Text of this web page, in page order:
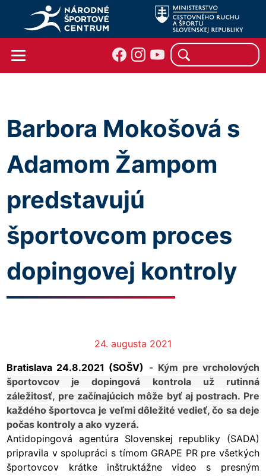
Barbora Mokošová s
Adamom Žampom
predstavujú
športovcom proces
dopingovej kontroly
24. augusta 2021
Bratislava 24.8.2021 (SOŠV) - Kým pre vrcholových
športovcov je dopingová kontrola už rutinná
záležitosť, pre začínajúcich môže byť aj postrach. Pre
každého športovca je veľmi dôležité vedieť, čo sa deje
počas kontroly a ako vyzerá.
Antidopingová agentúra Slovenskej republiky (SADA)
pripravila v spolupráci s tímom GRAPE PRpre všetkých
športovcov krátke inštruktážne video s presným